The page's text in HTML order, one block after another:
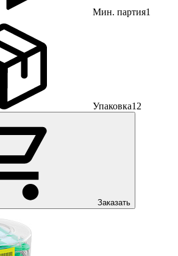
Мин. партия1
Упаковка12
Заказать